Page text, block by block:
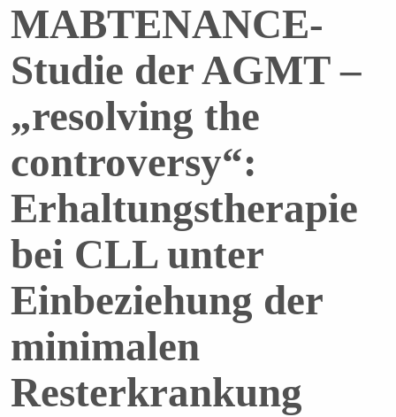
MABTENANCE-
Studie der AGMT –
„resolving the
controversy“:
Erhaltungstherapie
bei CLL unter
Einbeziehung der
minimalen
Resterkrankung